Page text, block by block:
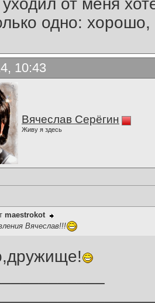
уходил от меня
одно:
10:43
Вячеслав Серёгин
Живу я здесь
maestrokot
Вячеслав!!!